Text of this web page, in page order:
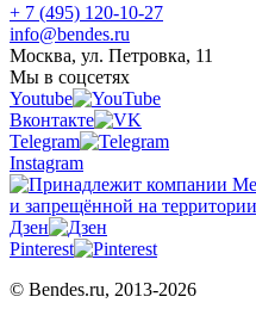
+ 7 (495) 120-10-27
info@bendes.ru
Москва, ул. Петровка, 11
Мы в соцсетях
Youtube
Вконтакте
Telegram
Instagram
Дзен
Pinterest
© Bendes.ru, 2013-2026